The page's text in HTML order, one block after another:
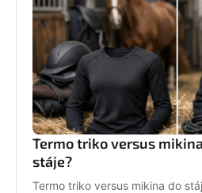
Termo triko versus
stáje?
Termo triko versus mikina do